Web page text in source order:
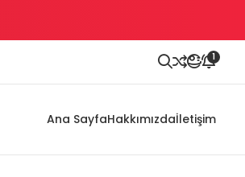
1
Ana SayfaHakkımızdaİletişim